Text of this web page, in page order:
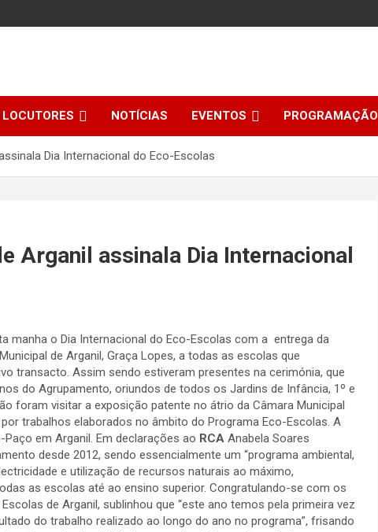
LOCUTORES NOTÍCIAS EVENTOS PROGRAMAÇÃO
Dia Internacional do Eco-Escolas
Arganil assinala Dia Internacional
manha o Dia Internacional do Eco-Escolas com a entrega da
de Arganil, Graça Lopes, a todas as escolas que
transacto. Assim sendo estiveram presentes na cerimónia, que
do Agrupamento, oriundos de todos os Jardins de Infância, 1º e
foram visitar a exposição patente no átrio da Câmara Municipal
trabalhos elaborados no âmbito do Programa Eco-Escolas. A
em Arganil. Em declarações ao RCA Anabela Soares
desde 2012, sendo essencialmente um “programa ambiental,
e utilização de recursos naturais ao máximo,
as escolas até ao ensino superior. Congratulando-se com os
de Arganil, sublinhou que “este ano temos pela primeira vez
do trabalho realizado ao longo do ano no programa”, frisando